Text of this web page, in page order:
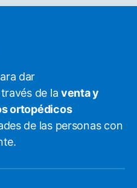
dar
de laventa y
ortopédicos
de las personas con